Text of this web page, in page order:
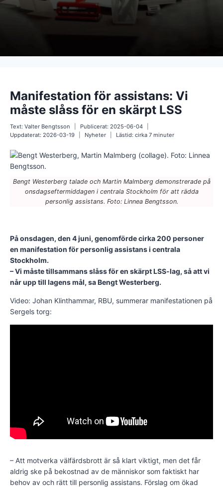
Manifestation för assistans: Vi
måste slåss för en skärpt LSS
Text: Valter Bengtsson Publicerat: 2025-06-04
Uppdaterat: 2026-03-19 Nyheter Lästid: cirka7minuter
Bengt Westerberg talade och Martin Malmberg demonstrerade på
onsdagseftermiddagen i centrala Stockholm för att rädda
personlig assistans. Foto: Linnea Bengtsson.
På onsdagen, den 4 juni, genomförde cirka 200 personer
en manifestation för personlig assistans i centrala
Stockholm.
– Vi måste tillsammans slåss för en skärpt LSS-lag, så att vi
når upp till lagens mål, sa Bengt Westerberg.
Video: Johan Klinthammar, RBU, summerar manifestationen på
Sergels torg:
– Att motverka välfärdsbrott är så klart viktigt, men det får
aldrig ske på bekostnad av de människor som faktiskt har
behov av och rätt till personlig assistans. Förslag om ökad